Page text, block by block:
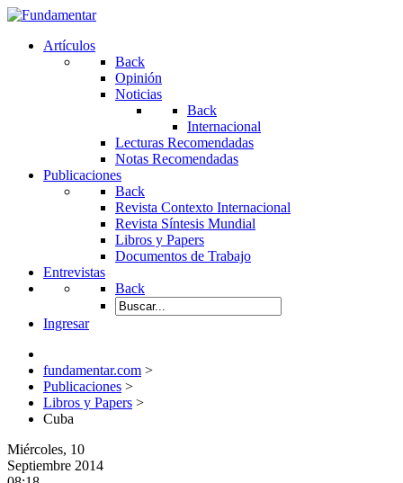
Artículos
Back
Opinión
Noticias
Back
Internacional
Lecturas Recomendadas
Notas Recomendadas
Publicaciones
Back
Revista Contexto Internacional
Revista Síntesis Mundial
Libros y Papers
Documentos de Trabajo
Entrevistas
Back
Ingresar
fundamentar.com >
Publicaciones >
Libros y Papers >
Cuba
Miércoles, 10
Septiembre 2014